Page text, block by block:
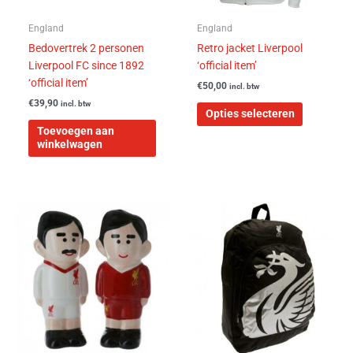
England
Bedovertrek 2 personen
Liverpool FC since 1892
‘official item’
€39,90 incl. btw
Toevoegen aan
winkelwagen
England
Retro jacket Liverpool
‘official item’
€50,00 incl. btw
Opties selecteren
op